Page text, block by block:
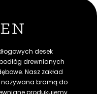
desek
drewnianych
Nasz zakład
nazywana bramą do